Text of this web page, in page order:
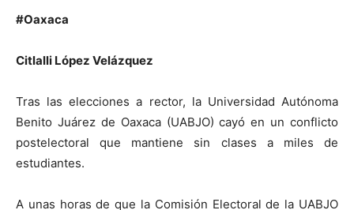
#Oaxaca
Citlalli López Velázquez
Tras las elecciones a rector, la Universidad Autónoma
Benito Juárez de Oaxaca (UABJO) cayó en un conflicto
postelectoral que mantiene sin clases a miles de
estudiantes.
A unas horas de que la Comisión Electoral de la UABJO